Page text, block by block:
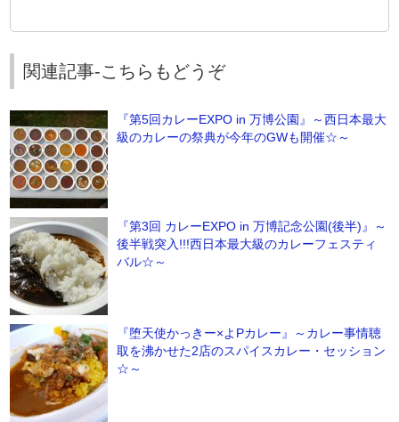
関連記事-こちらもどうぞ
『第5回カレーEXPO in 万博公園』～西日本最大
級のカレーの祭典が今年のGWも開催☆～
『第3回 カレーEXPO in 万博記念公園(後半)』～
後半戦突入!!!西日本最大級のカレーフェスティ
バル☆～
『堕天使かっきー×よPカレー』～カレー事情聴
取を沸かせた2店のスパイスカレー・セッション
☆～